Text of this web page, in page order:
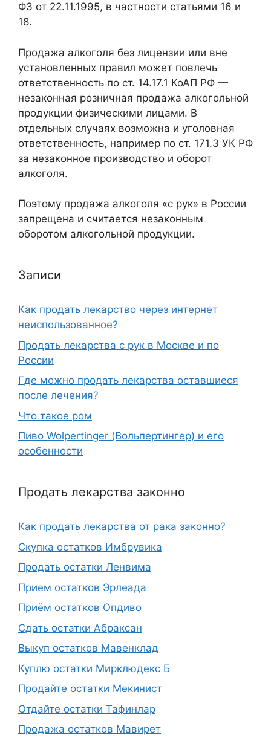
ФЗ от 22.11.1995, в частности статьями 16 и
18.
Продажа алкоголя без лицензии или вне
установленных правил может повлечь
ответственность по ст. 14.17.1 КоАП РФ —
незаконная розничная продажа алкогольной
продукции физическими лицами. В
отдельных случаях возможна и уголовная
ответственность, например по ст. 171.3 УК РФ
за незаконное производство и оборот
алкоголя.
Поэтому продажа алкоголя «с рук» в России
запрещена и считается незаконным
оборотом алкогольной продукции.
Записи
Как продать лекарство через интернет
неиспользованное?
Продать лекарства с рук в Москве и по
России
Где можно продать лекарства оставшиеся
после лечения?
Что такое ром
Пиво Wolpertinger (Вольпертингер) и его
особенности
Продать лекарства законно
Как продать лекарства от рака законно?
Скупка остатков Имбрувика
Продать остатки Ленвима
Прием остатков Эрлеада
Приём остатков Опдиво
Сдать остатки Абраксан
Выкуп остатков Мавенклад
Куплю остатки Мирклюдекс Б
Продайте остатки Мекинист
Отдайте остатки Тафинлар
Продажа остатков Мавирет